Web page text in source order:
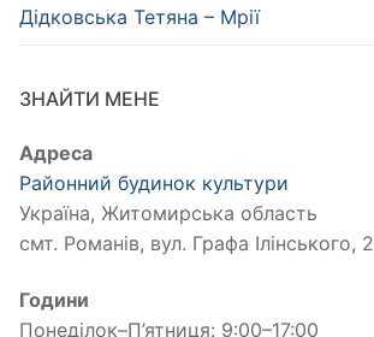
Дідковська Тетяна – Мрії
ЗНАЙТИ МЕНЕ
Адреса
Районний будинок культури
Україна, Житомирська область
смт. Романів, вул. Графа Ілінського, 2
Години
Понеділок–П’ятниця: 9:00–17:00